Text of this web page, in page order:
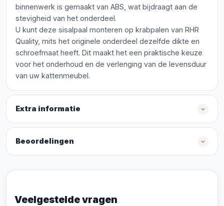
binnenwerk is gemaakt van ABS, wat bijdraagt aan de
stevigheid van het onderdeel.
U kunt deze sisalpaal monteren op krabpalen van RHR
Quality, mits het originele onderdeel dezelfde dikte en
schroefmaat heeft. Dit maakt het een praktische keuze
voor het onderhoud en de verlenging van de levensduur
van uw kattenmeubel.
Extra informatie
Beoordelingen
Veelgestelde vragen